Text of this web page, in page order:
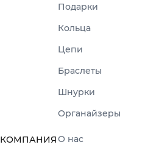
Подарки
Кольца
Цепи
Браслеты
Шнурки
Органайзеры
КОМПАНИЯО нас